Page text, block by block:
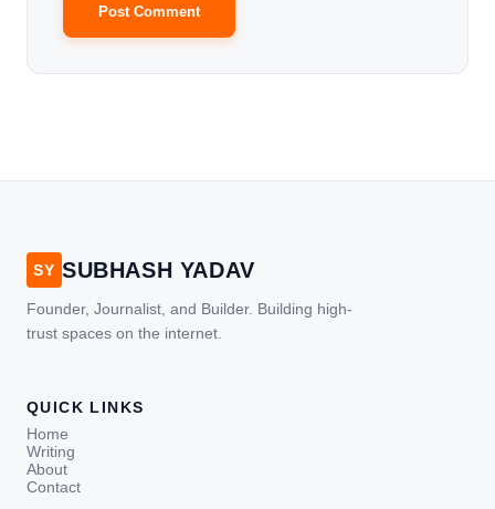
SY SUBHASH YADAV
Founder, Journalist, and Builder. Building high-
trust spaces on the internet.
QUICK LINKS
Home
Writing
About
Contact